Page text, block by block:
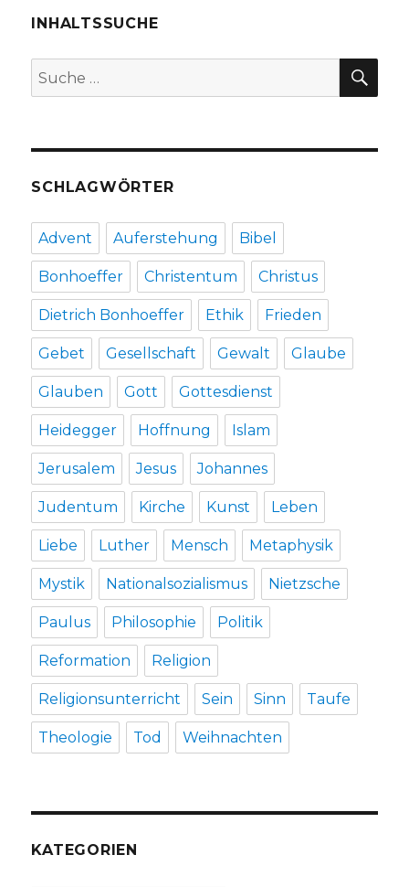
Christoph
Welver
INHALTSSUCHE
Suche
nach:
SCHLAGWÖRTER
Advent Auferstehung Bibel
Bonhoeffer Christentum Christus
Dietrich Bonhoeffer Ethik Frieden
Gebet Gesellschaft Gewalt Glaube
Glauben Gott Gottesdienst
Heidegger Hoffnung Islam
Jerusalem Jesus Johannes
Judentum Kirche Kunst Leben
Liebe Luther Mensch Metaphysik
Mystik Nationalsozialismus Nietzsche
Paulus Philosophie Politik
Reformation Religion
Religionsunterricht Sein Sinn Taufe
Theologie Tod Weihnachten
KATEGORIEN